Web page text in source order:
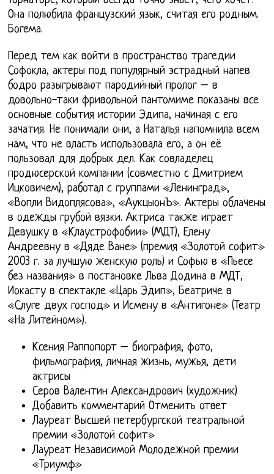
Она полюбила французский язык, считая его родным.
Богема.
Перед тем как войти в пространство трагедии
Софокла, актеры под популярный эстрадный напев
бодро разыгрывают пародийный пролог – в
довольно-таки фривольной пантомиме показаны все
основные события истории Эдипа, начиная с его
зачатия. Не понимали они, а Наталья напомнила всем
нам, что не власть использовала его, а он её
пользовал для добрых дел. Как совладелец
продюсерской компании (совместно с Дмитрием
Ицковичем), работал с группами «Ленинград»,
«Вопли Видоплясова», «АукцыонЪ». Актеры облачены
в одежды грубой вязки. Актриса также играет
Девушку в «Клаустрофобии» (МДТ), Елену
Андреевну в «Дяде Ване» (премия «Золотой софит»
2003 г. за лучшую женскую роль) и Софью в «Пьесе
без названия» в постановке Льва Додина в МДТ,
Иокасту в спектакле «Царь Эдип», Беатриче в
«Слуге двух господ» и Исмену в «Антигоне» (Театр
«На Литейном»).
Ксения Раппопорт – биография, фото,
фильмография, личная жизнь, мужья, дети
актрисы
Серов Валентин Александрович (художник)
Добавить комментарий Отменить ответ
Лауреат Высшей петербургской театральной
премии «Золотой софит»
Лауреат Независимой Молодежной премии
«Триумф»